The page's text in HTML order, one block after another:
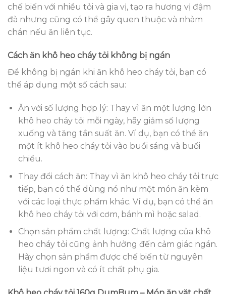
chế biến với nhiều tỏi và gia vị, tạo ra hương vị đậm
đà nhưng cũng có thể gây quen thuộc và nhàm
chán nếu ăn liên tục.
Cách ăn khô heo cháy tỏi không bị ngán
Để không bị ngán khi ăn khô heo cháy tỏi, bạn có
thể áp dụng một số cách sau:
Ăn với số lượng hợp lý: Thay vì ăn một lượng lớn
khô heo cháy tỏi mỗi ngày, hãy giảm số lượng
xuống và tăng tần suất ăn. Ví dụ, bạn có thể ăn
một ít khô heo cháy tỏi vào buổi sáng và buổi
chiều.
Thay đổi cách ăn: Thay vì ăn khô heo cháy tỏi trực
tiếp, bạn có thể dùng nó như một món ăn kèm
với các loại thực phẩm khác. Ví dụ, bạn có thể ăn
khô heo cháy tỏi với cơm, bánh mì hoặc salad.
Chọn sản phẩm chất lượng: Chất lượng của khô
heo cháy tỏi cũng ảnh hưởng đến cảm giác ngán.
Hãy chọn sản phẩm được chế biến từ nguyên
liệu tươi ngon và có ít chất phụ gia.